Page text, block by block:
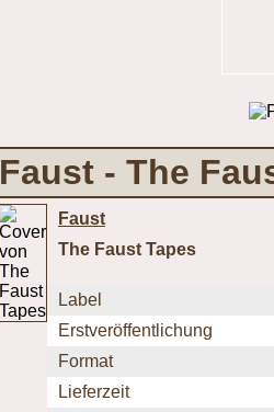
Faust - The
Faust
The Faust Tapes
Label
Erstveröffentlichung
Format
Lieferzeit